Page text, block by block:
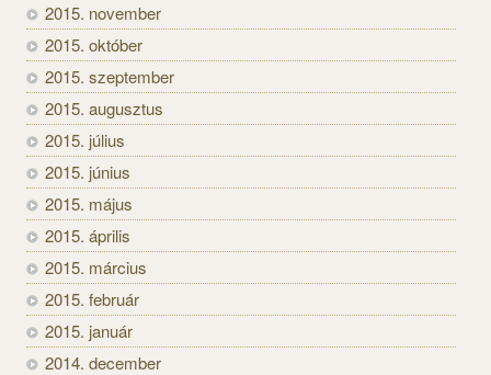
2015. november
2015. október
2015. szeptember
2015. augusztus
2015. július
2015. június
2015. május
2015. április
2015. március
2015. február
2015. január
2014. december